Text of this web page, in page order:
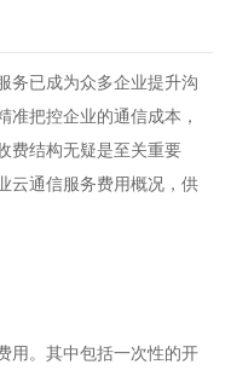
务已成为众多企业提升沟
准把控企业的通信成本，
费结构无疑是至关重要
云通信服务费用概况，供
用。其中包括一次性的开